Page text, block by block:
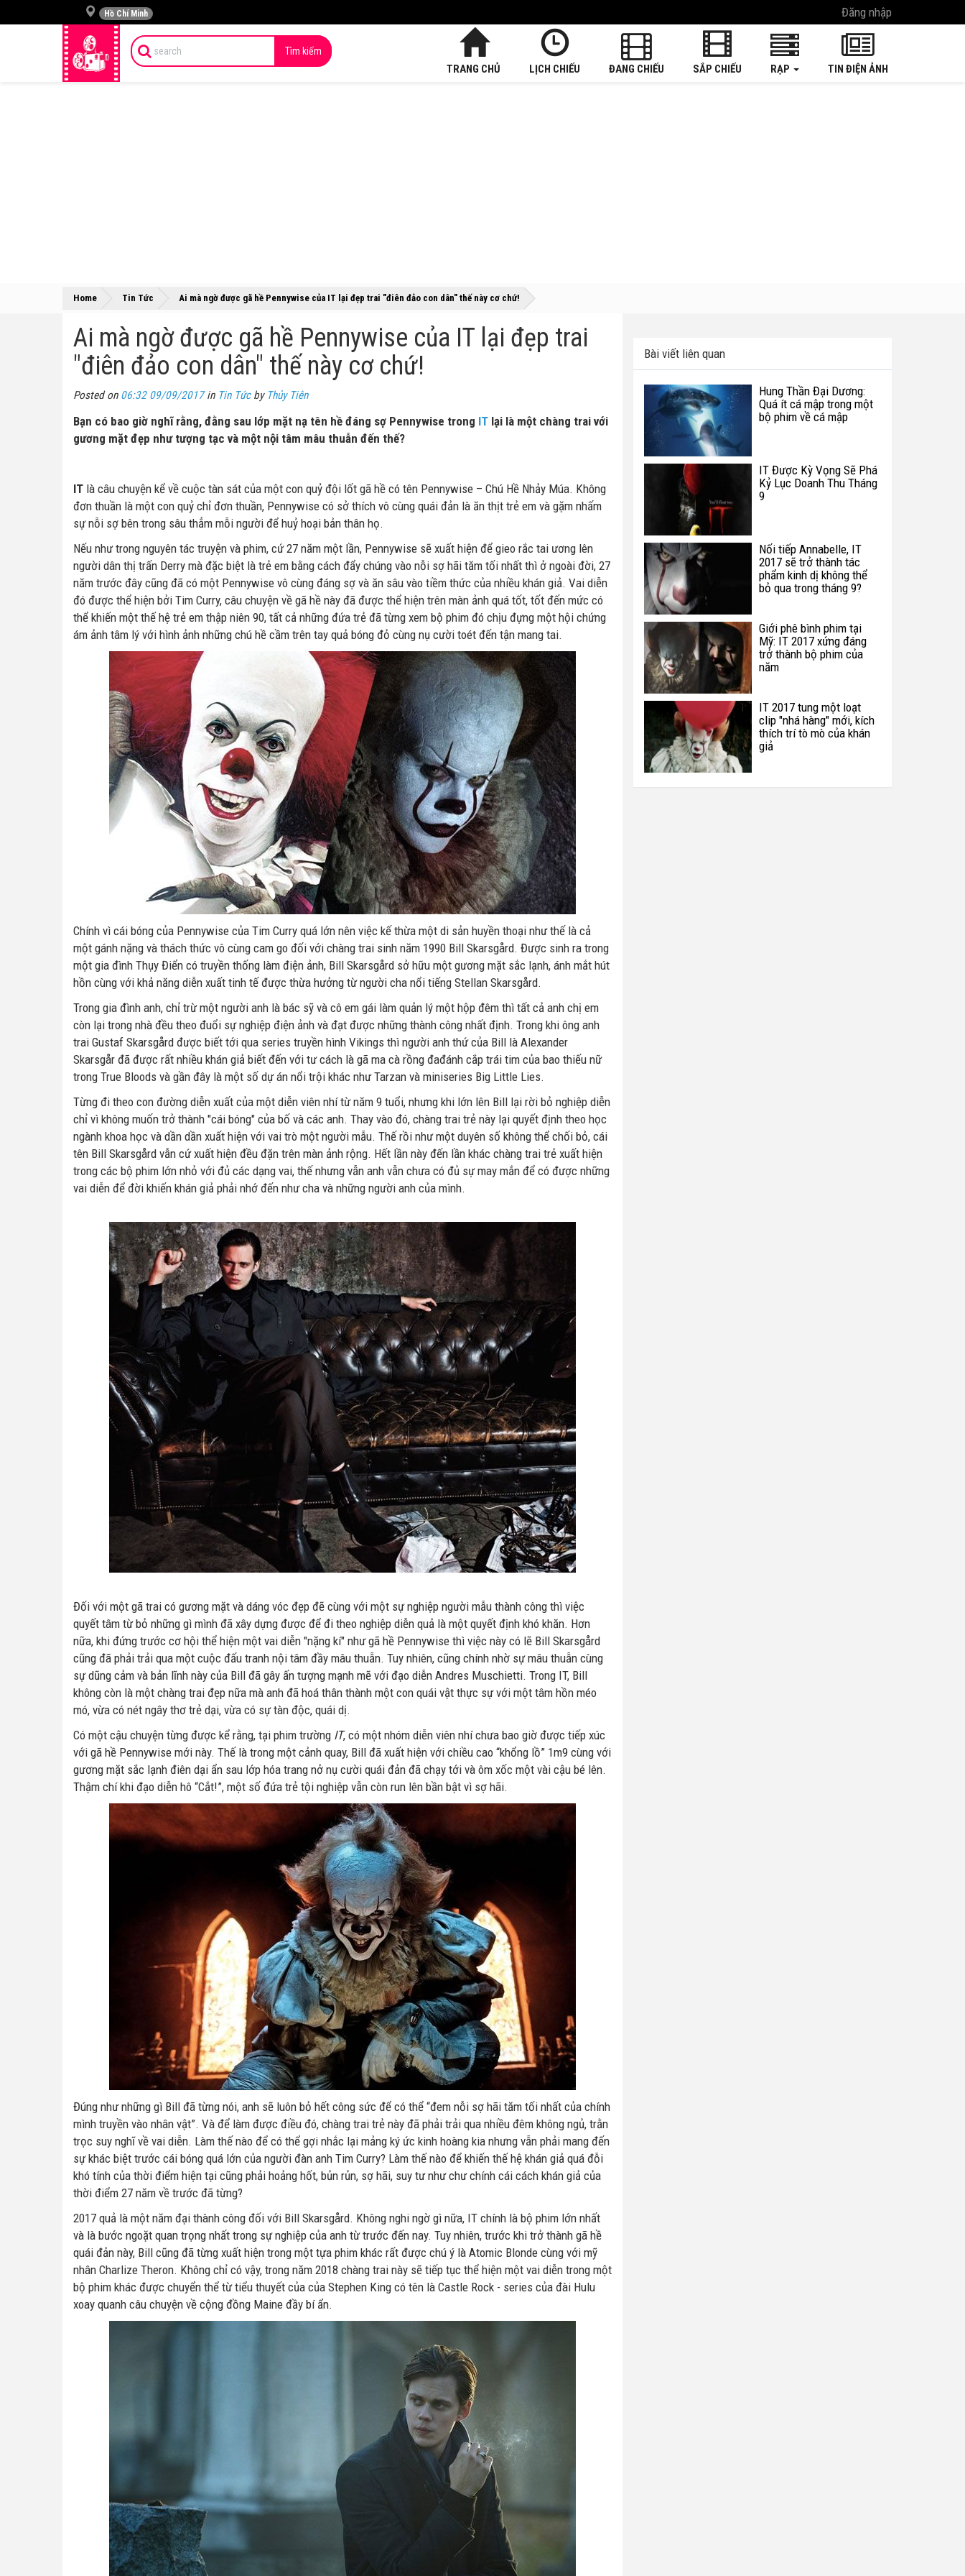
Hồ Chí Minh Đăng nhập
Tìm kiếm
TRANG CHỦ LỊCH CHIẾU ĐANG CHIẾU SẮP CHIẾU RẠP TIN ĐIỆN ẢNH
Home »
Tin Tức »
Ai mà ngờ được gã hề Pennywise của IT lại đẹp trai "điên đảo con dân" thế này cơ chứ!
Ai mà ngờ được gã hề Pennywise của IT lại đẹp trai
"điên đảo con dân" thế này cơ chứ!
Posted on 06:32 09/09/2017in Tin Tứcby Thủy Tiên
Bạn có bao giờ nghĩ rằng, đằng sau lớp mặt nạ tên hề đáng sợ Pennywise trong IT lại là một chàng trai với
gương mặt đẹp như tượng tạc và một nội tâm mâu thuẫn đến thế?
IT là câu chuyện kể về cuộc tàn sát của một con quỷ đội lốt gã hề có tên Pennywise – Chú Hề Nhảy Múa. Không
đơn thuần là một con quỷ chỉ đơn thuần, Pennywise có sở thích vô cùng quái đản là ăn thịt trẻ em và gặm nhấm
sự nỗi sợ bên trong sâu thẳm mỗi người để huỷ hoại bản thân họ.
Nếu như trong nguyên tác truyện và phim, cứ 27 năm một lần, Pennywise sẽ xuất hiện để gieo rắc tai ương lên
người dân thị trấn Derry mà đặc biệt là trẻ em bằng cách đẩy chúng vào nỗi sợ hãi tăm tối nhất thì ở ngoài đời, 27
năm trước đây cũng đã có một Pennywise vô cùng đáng sợ và ăn sâu vào tiềm thức của nhiều khán giả. Vai diễn
đó được thể hiện bởi Tim Curry, câu chuyện về gã hề này đã được thể hiện trên màn ảnh quá tốt, tốt đến mức có
thể khiến một thế hệ trẻ em thập niên 90, tất cả những đứa trẻ đã từng xem bộ phim đó chịu đựng một hội chứng
ám ảnh tâm lý với hình ảnh những chú hề cầm trên tay quả bóng đỏ cùng nụ cười toét đến tận mang tai.
Chính vì cái bóng của Pennywise của Tim Curry quá lớn nên việc kế thừa một di sản huyền thoại như thế là cả
một gánh nặng và thách thức vô cùng cam go đối với chàng trai sinh năm 1990 Bill Skarsgård. Được sinh ra trong
một gia đình Thụy Điển có truyền thống làm điện ảnh, Bill Skarsgård sở hữu một gương mặt sắc lạnh, ánh mắt hút
hồn cùng với khả năng diễn xuất tinh tế được thừa hưởng từ người cha nổi tiếng Stellan Skarsgård.
Trong gia đình anh, chỉ trừ một người anh là bác sỹ và cô em gái làm quản lý một hộp đêm thì tất cả anh chị em
còn lại trong nhà đều theo đuổi sự nghiệp điện ảnh và đạt được những thành công nhất định. Trong khi ông anh
trai Gustaf Skarsgård được biết tới qua series truyền hình Vikings thì người anh thứ của Bill là Alexander
Skarsgår đã được rất nhiều khán giả biết đến với tư cách là gã ma cà rồng đađánh cắp trái tim của bao thiếu nữ
trong True Bloods và gần đây là một số dự án nổi trội khác như Tarzan và miniseries Big Little Lies.
Từng đi theo con đường diễn xuất của một diễn viên nhí từ năm 9 tuổi, nhưng khi lớn lên Bill lại rời bỏ nghiệp diễn
chỉ vì không muốn trở thành "cái bóng" của bố và các anh. Thay vào đó, chàng trai trẻ này lại quyết định theo học
ngành khoa học và dần dần xuất hiện với vai trò một người mẫu. Thế rồi như một duyên số không thể chối bỏ, cái
tên Bill Skarsgård vẫn cứ xuất hiện đều đặn trên màn ảnh rộng. Hết lần này đến lần khác chàng trai trẻ xuất hiện
trong các bộ phim lớn nhỏ với đủ các dạng vai, thế nhưng vẫn anh vẫn chưa có đủ sự may mắn để có được những
vai diễn để đời khiến khán giả phải nhớ đến như cha và những người anh của mình.
Đối với một gã trai có gương mặt và dáng vóc đẹp đẽ cùng với một sự nghiệp người mẫu thành công thì việc
quyết tâm từ bỏ những gì mình đã xây dựng được để đi theo nghiệp diễn quả là một quyết định khó khăn. Hơn
nữa, khi đứng trước cơ hội thể hiện một vai diễn "nặng kí" như gã hề Pennywise thì việc này có lẽ Bill Skarsgård
cũng đã phải trải qua một cuộc đấu tranh nội tâm đầy mâu thuẫn. Tuy nhiên, cũng chính nhờ sự mâu thuẫn cùng
sự dũng cảm và bản lĩnh này của Bill đã gây ấn tượng mạnh mẽ với đạo diễn Andres Muschietti. Trong IT, Bill
không còn là một chàng trai đẹp nữa mà anh đã hoá thân thành một con quái vật thực sự với một tâm hồn méo
mó, vừa có nét ngây thơ trẻ dại, vừa có sự tàn độc, quái dị.
Có một cậu chuyện từng được kể rằng, tại phim trường IT, có một nhóm diễn viên nhí chưa bao giờ được tiếp xúc
với gã hề Pennywise mới này. Thế là trong một cảnh quay, Bill đã xuất hiện với chiều cao “khổng lồ” 1m9 cùng với
gương mặt sắc lạnh điên dại ẩn sau lớp hóa trang nở nụ cười quái đản đã chạy tới và ôm xốc một vài cậu bé lên.
Thậm chí khi đạo diễn hô “Cắt!”, một số đứa trẻ tội nghiệp vẫn còn run lên bần bật vì sợ hãi.
Đúng như những gì Bill đã từng nói, anh sẽ luôn bỏ hết công sức để có thể “đem nỗi sợ hãi tăm tối nhất của chính
mình truyền vào nhân vật”. Và để làm được điều đó, chàng trai trẻ này đã phải trải qua nhiều đêm không ngủ, trằn
trọc suy nghĩ về vai diễn. Làm thế nào để có thể gợi nhắc lại mảng ký ức kinh hoàng kia nhưng vẫn phải mang đến
sự khác biệt trước cái bóng quá lớn của người đàn anh Tim Curry? Làm thế nào để khiến thế hệ khán giả quá đỗi
khó tính của thời điểm hiện tại cũng phải hoảng hốt, bủn rủn, sợ hãi, suy tư như chư chính cái cách khán giả của
thời điểm 27 năm về trước đã từng?
2017 quả là một năm đại thành công đối với Bill Skarsgård. Không nghi ngờ gì nữa, IT chính là bộ phim lớn nhất
và là bước ngoặt quan trọng nhất trong sự nghiệp của anh từ trước đến nay. Tuy nhiên, trước khi trở thành gã hề
quái đản này, Bill cũng đã từng xuất hiện trong một tựa phim khác rất được chú ý là Atomic Blonde cùng với mỹ
nhân Charlize Theron. Không chỉ có vậy, trong năm 2018 chàng trai này sẽ tiếp tục thể hiện một vai diễn trong một
bộ phim khác được chuyển thể từ tiểu thuyết của của Stephen King có tên là Castle Rock - series của đài Hulu
xoay quanh câu chuyện về cộng đồng Maine đầy bí ẩn.
Bài viết liên quan
Hung Thần Đại Dương:
Quá ít cá mập trong một
bộ phim về cá mập
IT Được Kỳ Vọng Sẽ Phá
Kỷ Lục Doanh Thu Tháng
9
Nối tiếp Annabelle, IT
2017 sẽ trở thành tác
phẩm kinh dị không thể
bỏ qua trong tháng 9?
Giới phê bình phim tại
Mỹ: IT 2017 xứng đáng
trở thành bộ phim của
năm
IT 2017 tung một loạt
clip "nhá hàng" mới, kích
thích trí tò mò của khán
giả